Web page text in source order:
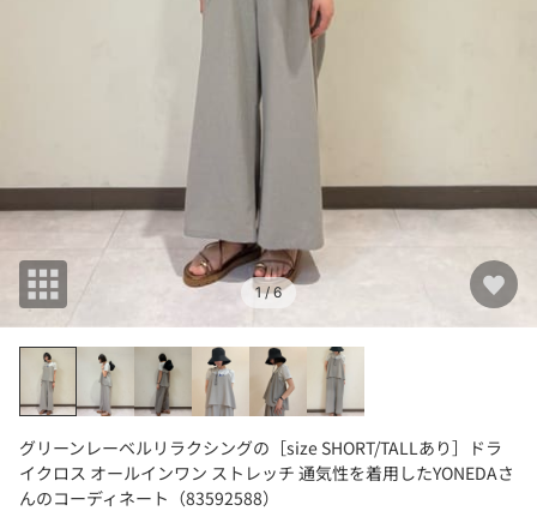
1/ 6
グリーンレーベルリラクシングの［size SHORT/TALLあり］ドラ
イクロス オールインワン ストレッチ 通気性を着用したYONEDAさ
んのコーディネート（83592588）